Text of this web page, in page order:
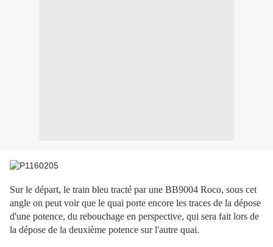
Sur le départ, le train bleu tracté par une BB9004 Roco, sous cet
angle on peut voir que le quai porte encore les traces de la dépose
d'une potence, du rebouchage en perspective, qui sera fait lors de
la dépose de la deuxième potence sur l'autre quai.